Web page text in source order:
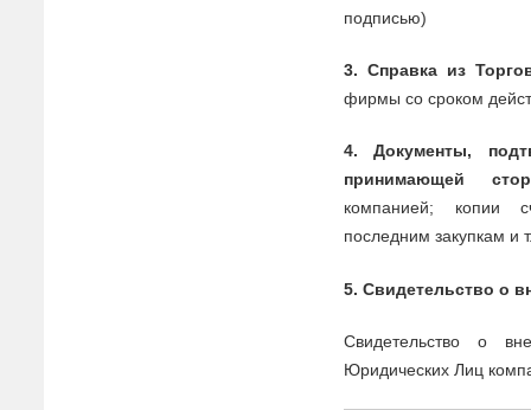
подписью)
3. Справка из Торго
фирмы со сроком
4.Документы, подт
принимающей
компанией; копии
последним закупкам и
5. Свидетельство о в
Свидетельство о в
Юридических Лиц